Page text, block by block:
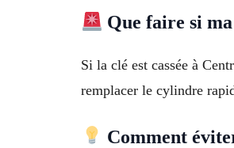
Que faire si
Si la clé est cassée à
remplacer le cylindre
Comment